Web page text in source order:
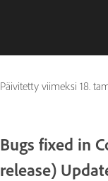
Päivitetty viimeksi 18.
Bugs fixed in
release)